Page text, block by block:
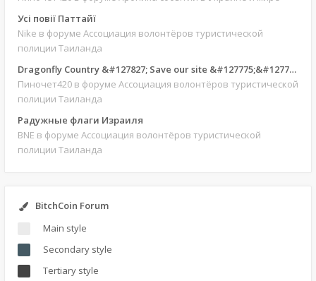
Усі повії Паттайї
Nike в форуме Ассоциация волонтёров туристической
полиции Таиланда
Dragonfly Country &#127827; Save our site &#127775;&#127769;
Пиночет420 в форуме Ассоциация волонтёров туристической
полиции Таиланда
Радужные флаги Израиля
BNE в форуме Ассоциация волонтёров туристической
полиции Таиланда
BitchCoin Forum
Main style
Secondary style
Tertiary style